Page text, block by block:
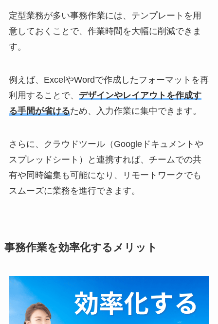
定型業務が多い事務作業には、テンプレートを用
意しておくことで、作業時間を大幅に削減できま
す。
例えば、ExcelやWordで作成したフォーマットを再
利用することで、 デザインやレイアウトを作成す
る手間が省けるため、入力作業に集中できます。
さらに、クラウドツール（Googleドキュメントや
スプレッドシート）と連携すれば、チームでの共
有や同時編集も可能になり、リモートワークでも
スムーズに業務を進行できます。
事務作業を効率化するメリット